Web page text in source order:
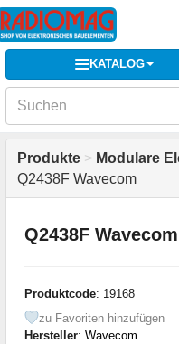
KATALOG
Produkte > Modulare
Q2438F Wavecom
Q2438F Wavecom
Produktcode: 19168
zu Favoriten hinzufügen
Hersteller: Wavecom